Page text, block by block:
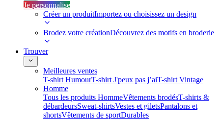
Je personnalise
Créer un produitImportez ou choisissez un design
Brodez votre créationDécouvrez des motifs en broderie
Trouver
Meilleures ventes
T-shirt HumourT-shirt J'peux pas j’aiT-shirt Vintage
Homme
Tous les produits HommeVêtements brodésT-shirts &
débardeursSweat-shirtsVestes et giletsPantalons et
shortsVêtements de sportDurables